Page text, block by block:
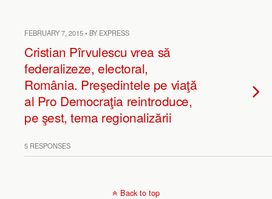
FEBRUARY 7, 2015 • BY EXPRESS
Cristian Pîrvulescu vrea să
federalizeze, electoral,
România. Preşedintele pe viaţă
al Pro Democraţia reintroduce,
pe şest, tema regionalizării
5 RESPONSES
Back to top